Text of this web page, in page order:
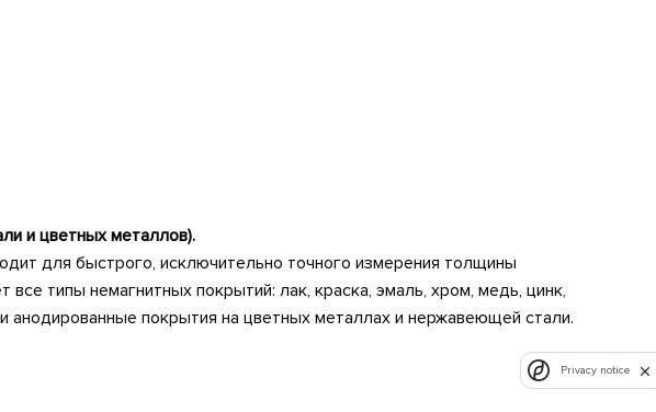
и цветных металлов).
для быстрого, исключительно точного измерения толщины
типы немагнитных покрытий: лак, краска, эмаль, хром, медь, цинк,
анодированные покрытия на цветных металлах и нержавеющей стали.
Privacy notice